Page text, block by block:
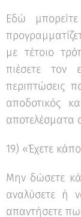
Εδώ
με τέτοιο
πιέσετε τον
περιπτώσεις
αποδοτικός
αποτελέσματα
19) «Έχετε
Μην δώσετε
αναλύσετε ή
απαντήσετε